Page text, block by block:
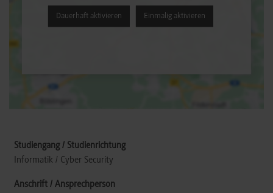
Dauerhaft aktivieren Einmalig aktivieren
Informatik / Cyber Security